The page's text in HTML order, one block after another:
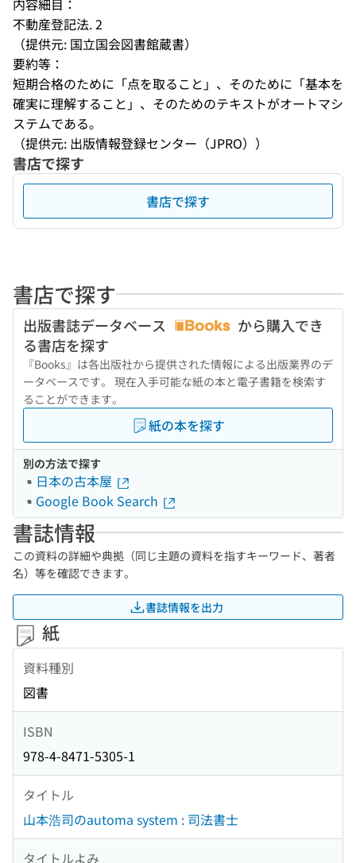
内容細目：
不動産登記法. 2
（提供元: 国立国会図書館蔵書）
要約等：
短期合格のために「点を取ること」、そのために「基本を
確実に理解すること」、そのためのテキストがオートマシ
ステムである。
（提供元: 出版情報登録センター（JPRO））
書店で探す
書店で探す
書店で探す
出版書誌データベース
から購入でき
る書店を探す
『Books』は各出版社から提供された情報による出版業界のデ
ータベースです。 現在入手可能な紙の本と電子書籍を検索す
ることができます。
紙の本を探す
別の方法で探す
日本の古本屋
Google Book Search
書誌情報
この資料の詳細や典拠（同じ主題の資料を指すキーワード、著者
名）等を確認できます。
書誌情報を出力
紙
資料種別
図書
ISBN
978-4-8471-5305-1
タイトル
山本浩司のautoma system : 司法書士
タイトルよみ